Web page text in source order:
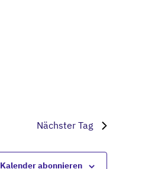
Nächster Tag
Kalender abonnieren